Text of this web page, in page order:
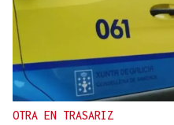
OTRA EN TRASARIZ